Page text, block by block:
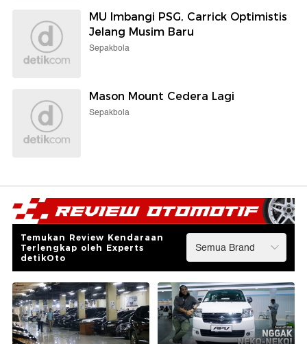
MU Imbangi PSG, Carrick Optimistis
Jelang Musim Baru
Sepakbola
Mason Mount Cedera Lagi
Sepakbola
Temukan Review Kendaraan
Terlengkap oleh Experts
detikOto